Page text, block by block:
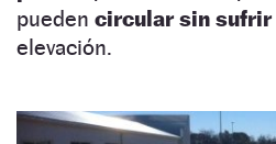
pueden circular sin sufrir
elevación.